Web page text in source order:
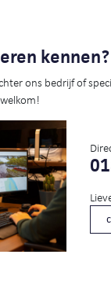
kennen?
ons bedrijf of